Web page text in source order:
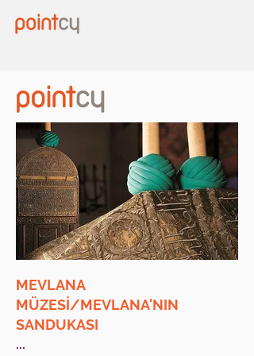
MEVLANA
MÜZESİ/MEVLANA'NIN
SANDUKASI
...